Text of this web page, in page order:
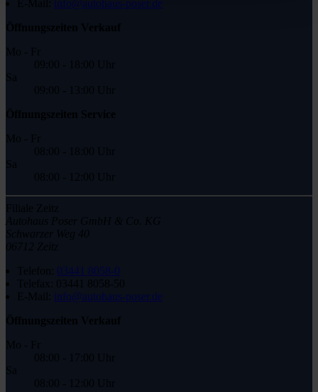
info@autohaus-poser.de
Öffnungszeiten Verkauf
Mo - Fr
09:00 - 18:00 Uhr
Sa
09:00 - 13:00 Uhr
Öffnungszeiten Service
Mo - Fr
08:00 - 18:00 Uhr
Sa
08:00 - 12:00 Uhr
Filiale Zeitz
Autohaus Poser GmbH & Co. KG
Schwarzer Weg 40
06712 Zeitz
Telefon:
03441 8058-0
Telefax:
03441 8058-50
E-Mail:
info@autohaus-poser.de
Öffnungszeiten Verkauf
Mo - Fr
08:00 - 17:00 Uhr
Sa
08:00 - 12:00 Uhr